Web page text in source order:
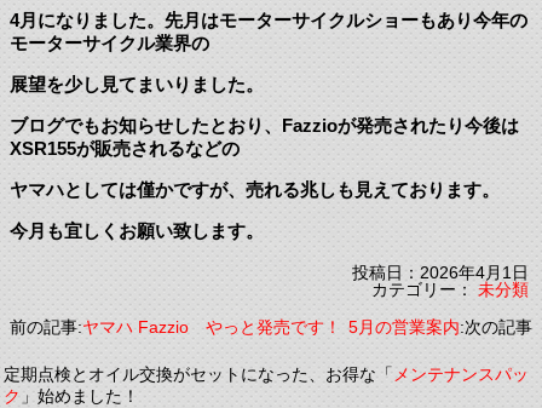
4月になりました。先月はモーターサイクルショーもあり今年の
モーターサイクル業界の
展望を少し見てまいりました。
ブログでもお知らせしたとおり、Fazzioが発売されたり今後は
XSR155が販売されるなどの
ヤマハとしては僅かですが、売れる兆しも見えております。
今月も宜しくお願い致します。
投稿日：2026年4月1日
カテゴリー：未分類
前の記事:ヤマハ Fazzio やっと発売です！ 5月の営業案内:次の記事
定期点検とオイル交換がセットになった、お得な「メンテナンスパッ
ク」始めました！